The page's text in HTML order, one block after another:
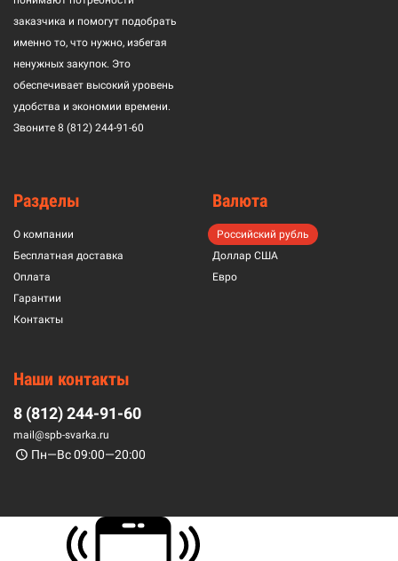
заказчика и помогут подобрать
именно то, что нужно, избегая
ненужных закупок. Это
обеспечивает высокий уровень
удобства и экономии времени.
Звоните 8 (812) 244-91-60
Разделы
О компании
Бесплатная доставка
Оплата
Гарантии
Контакты
Валюта
Российский рубль
Доллар США
Евро
Наши контакты
8 (812) 244-91-60
mail@spb-svarka.ru
Пн—Вс 09:00—20:00